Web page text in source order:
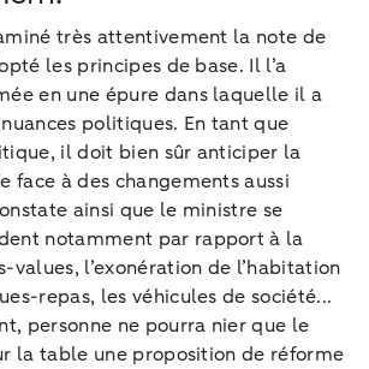
très attentivement la note de
les principes de base. Il l’a
en une épure dans laquelle il a
politiques. En tant que
il doit bien sûr anticiper la
face à des changements aussi
ainsi que le ministre se
notamment par rapport à la
values, l’exonération de l’habitation
repas, les véhicules de société...
personne ne pourra nier que le
la table une proposition de réforme